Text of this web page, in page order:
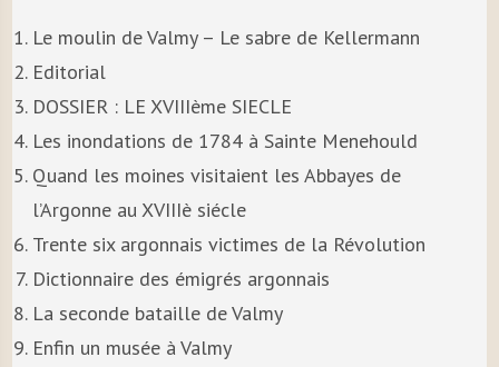
Le moulin de Valmy – Le sabre de Kellermann
Editorial
DOSSIER : LE XVIIIème SIECLE
Les inondations de 1784 à Sainte Menehould
Quand les moines visitaient les Abbayes de
l’Argonne au XVIIIè siécle
Trente six argonnais victimes de la Révolution
Dictionnaire des émigrés argonnais
La seconde bataille de Valmy
Enfin un musée à Valmy